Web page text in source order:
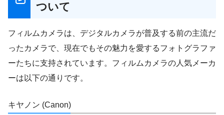
ついて
フィルムカメラは、デジタルカメラが普及する前の主流だ
ったカメラで、現在でもその魅力を愛するフォトグラファ
ーたちに支持されています。フィルムカメラの人気メーカ
ーは以下の通りです。
キヤノン (Canon)